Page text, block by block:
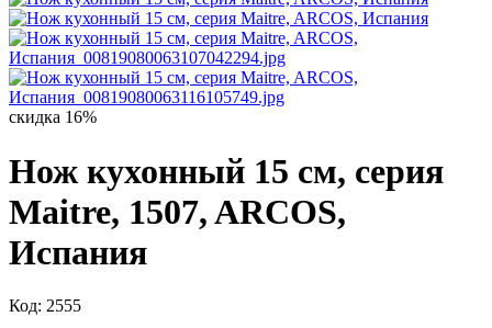
скидка 16%
Нож кухонный 15 см, серия
Maitre, 1507, ARCOS,
Испания
Код: 2555